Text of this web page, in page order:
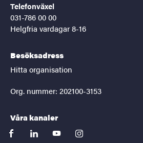
Telefonväxel
031-786 00 00
Helgfria vardagar 8-16
Besöksadress
Hitta organisation
Org. nummer: 202100-3153
Våra kanaler
facebooklinkedinyoutubeinstagram